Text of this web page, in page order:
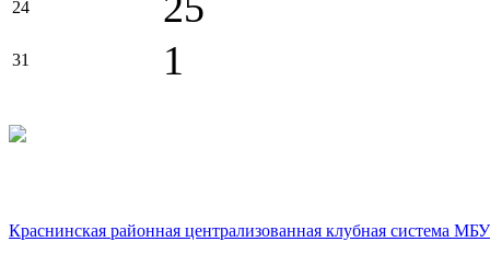
24
31 1
Краснинская районная централизованная клубная система